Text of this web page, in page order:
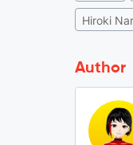
Hiroki
Author